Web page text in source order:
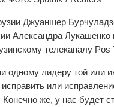
Джуаншер
Александра
телеканалу Pos
одному лидеру той или
или
Конечно же, у нас будет